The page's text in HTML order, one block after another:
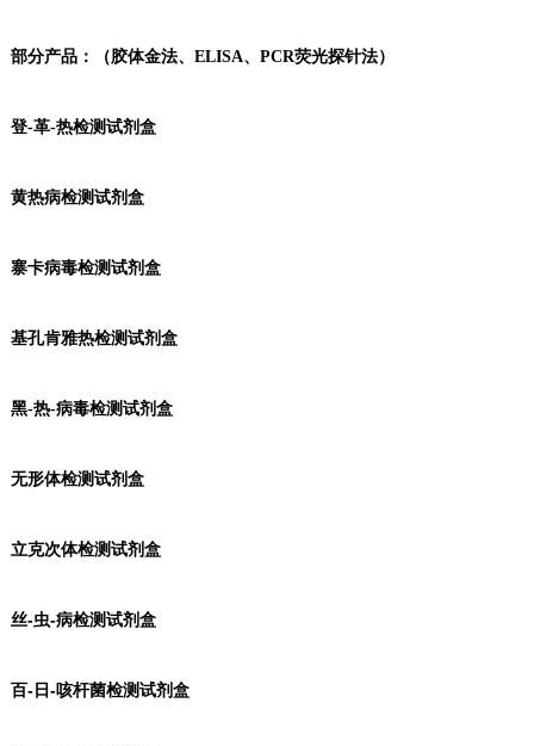
部分产品：（胶体金法、ELISA、PCR荧光探针法）
登-革-热检测试剂盒
黄热病检测试剂盒
寨卡病毒检测试剂盒
基孔肯雅热检测试剂盒
黑-热-病毒检测试剂盒
无形体检测试剂盒
立克次体检测试剂盒
丝-虫-病检测试剂盒
百-日-咳杆菌检测试剂盒